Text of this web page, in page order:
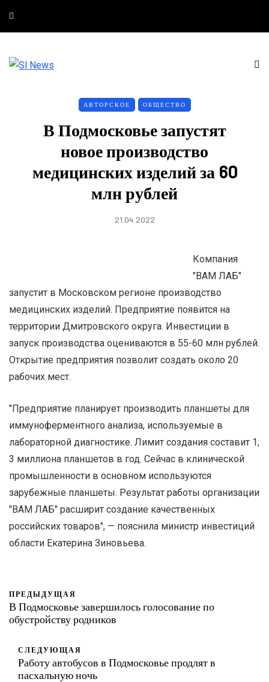
АВТОРСКОЕ ОБЩЕСТВО
В Подмосковье запустят
новое производство
медицинских изделий за 60
млн рублей
21.04.2022
Компания
"ВАМ ЛАБ"
запустит в Московском регионе производство
медицинских изделий. Предприятие появится на
территории Дмитровского округа. Инвестиции в
запуск производства оцениваются в 55-60 млн рублей.
Открытие предприятия позволит создать около 20
рабочих мест.
"Предприятие планирует производить планшеты для
иммуноферментного анализа, используемые в
лабораторной диагностике. Лимит создания составит 1,
3 миллиона планшетов в год. Сейчас в клинической
промышленности в основном используются
зарубежные планшеты. Результат работы организации
"ВАМ ЛАБ" расширит создание качественных
российских товаров", — пояснила министр инвестиций
области Екатерина Зиновьева.
ПРЕДЫДУЩАЯ
В Подмосковье завершилось голосование по
обустройству родников
СЛЕДУЮЩАЯ
Работу автобусов в Подмосковье продлят в
пасхальную ночь